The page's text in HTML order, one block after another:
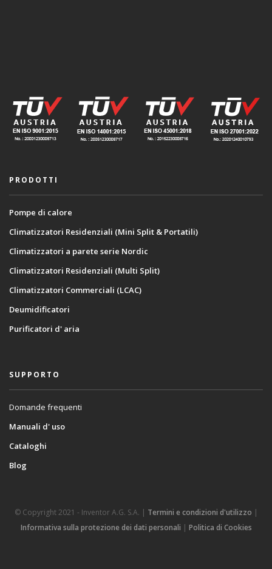
PRODOTTI
Pompe di calore
Climatizzatori Residenziali (Mini Split & Portatili)
Climatizzatori a parete serie Nordic
Climatizzatori Residenziali (Multi Split)
Climatizzatori Commerciali (LCAC)
Deumidificatori
Purificatori d' aria
SUPPORTO
Domande frequenti
Manuali d' uso
Cataloghi
Blog
© Copyright 2021 - Inventor A.G. S.A. | Termini e condizioni d'utilizzo |
Informativa sulla protezione dei dati personali | Politica di Cookies